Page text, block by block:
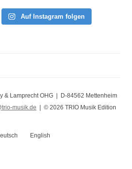
Auf Instagram folgen
& Lamprecht OHG | D-84562 Mettenheim
musik.de | © 2026 TRIO Musik Edition
English